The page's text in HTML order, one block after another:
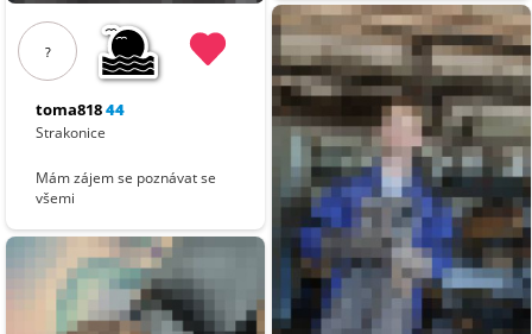
?
toma81844
Strakonice
Mám zájem se poznávat se
všemi